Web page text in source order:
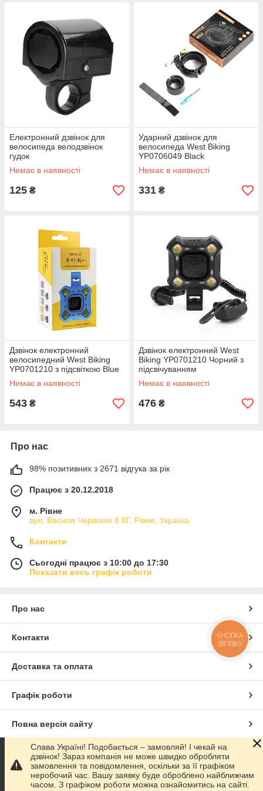
Електронний дзвінок для
велосипеда велодзвінок
гудок
Немає в наявності
125 ₴
Ударний дзвінок для
велосипеда West Biking
YP0706049 Black
Немає в наявності
331 ₴
Дзвінок електронний
велосипедний West Biking
YP0701210 з підсвіткою Blue
Немає в наявності
543 ₴
Дзвінок електронний West
Biking YP0701210 Чорний з
підсвічуванням
Немає в наявності
476 ₴
Про нас
98% позитивних з 2671 відгука за рік
Працює з 20.12.2018
м. Рівне
вул. Василя Червонія 8 8Г, Рівне, Україна
Контакти
Сьогодні працює з 10:00 до 17:30
Показати весь графік роботи
Про нас
Контакти
Доставка та оплата
Графік роботи
Повна версія сайту
Сайт створено на маркетплейсі Prom.ua
Політика конфіденційності
Слава Україні! Подобається – замовляй! І чекай на
дзвінок! Зараз компанія не може швидко обробляти
замовлення та повідомлення, оскільки за її графіком
неробочий час. Вашу заявку буде оброблено найближчим
часом. З графіком роботи можна ознайомитись на сайті.
КНОПКА
ЗВ'ЯЗКУ